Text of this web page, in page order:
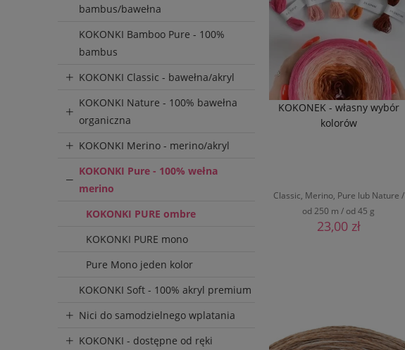
bambus/bawełna
KOKONKI Bamboo Pure - 100%
bambus
KOKONKI Classic - bawełna/akryl
KOKONKI Nature - 100% bawełna
organiczna
KOKONKI Merino - merino/akryl
KOKONKI Pure - 100% wełna
merino
KOKONKI PURE ombre
KOKONKI PURE mono
Pure Mono jeden kolor
KOKONKI Soft - 100% akryl premium
Nici do samodzielnego wplatania
KOKONKI - dostępne od ręki
KOKONEK - własny wybór
kolorów
Classic, Merino, Pure lub Nature /
od 250 m / od 45 g
23,00 zł